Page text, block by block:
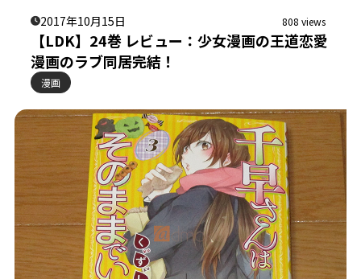
2017年10月15日 808 views
【LDK】24巻 レビュー：少女漫画の王道恋愛
漫画のラブ同居完結！
漫画